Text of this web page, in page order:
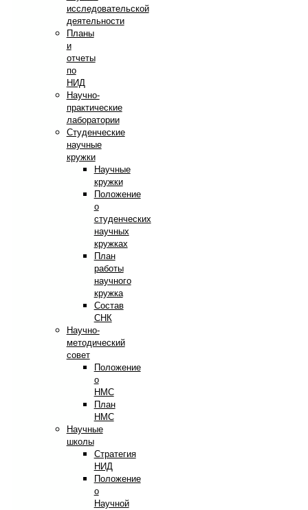
исследовательской
деятельности
Планы
и
отчеты
по
НИД
Научно-
практические
лаборатории
Студенческие
научные
кружки
Научные
кружки
Положение
о
студенческих
научных
кружках
План
работы
научного
кружка
Состав
СНК
Научно-
методический
совет
Положение
о
НМС
План
НМС
Научные
школы
Стратегия
НИД
Положение
о
Научной